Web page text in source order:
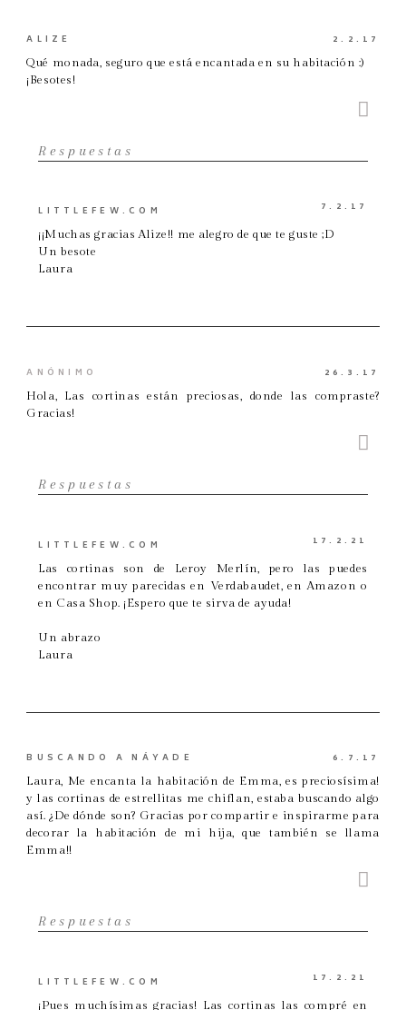
ALIZE
2.2.17
Qué monada, seguro que está encantada en su habitación :)
¡Besotes!
Respuestas
LITTLEFEW.COM
7.2.17
¡¡Muchas gracias Alize!! me alegro de que te guste ;D
Un besote
Laura
ANÓNIMO
26.3.17
Hola, Las cortinas están preciosas, donde las compraste?
Gracias!
Respuestas
LITTLEFEW.COM
17.2.21
Las cortinas son de Leroy Merlín, pero las puedes
encontrar muy parecidas en Verdabaudet, en Amazon o
en Casa Shop. ¡Espero que te sirva de ayuda!
Un abrazo
Laura
BUSCANDO A NÁYADE
6.7.17
Laura, Me encanta la habitación de Emma, es preciosísima!
y las cortinas de estrellitas me chiflan, estaba buscando algo
así. ¿De dónde son? Gracias por compartir e inspirarme para
decorar la habitación de mi hija, que también se llama
Emma!!
Respuestas
LITTLEFEW.COM
17.2.21
¡Pues muchísimas gracias! Las cortinas las compré en